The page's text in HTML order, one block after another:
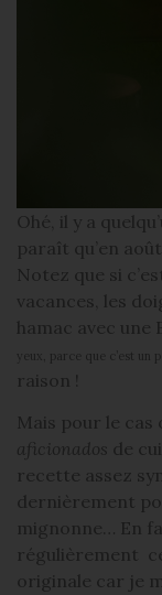
Ohé, il y a
paraît qu’en
Notez que si
vacances, les
hamac avec une
yeux, parce que c’est un
raison !
Mais pour le
aficionados de
recette assez
dernièrement
mignonne… En
régulièrement
originale car je